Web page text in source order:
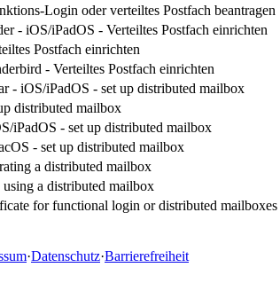
Login oder verteiltes Postfach beantragen
- iOS/iPadOS - Verteiltes Postfach einrichten
Postfach einrichten
- Verteiltes Postfach einrichten
- iOS/iPadOS - set up distributed mailbox
distributed mailbox
iPadOS - set up distributed mailbox
- set up distributed mailbox
a distributed mailbox
a distributed mailbox
for functional login or distributed mailboxes
·Datenschutz·Barrierefreiheit